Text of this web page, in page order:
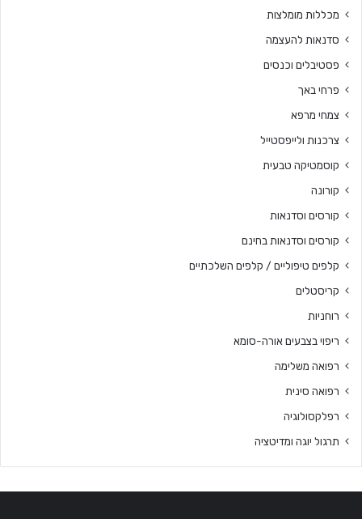
מכללות מומלצות
סדנאות להעצמה
פסטיבלים וכנסים
פרחי באך
צמחי מרפא
צרכנות ולייפסטייל
קוסמטיקה טבעית
קורונה
קורסים וסדנאות
קורסים וסדנאות בחינם
קלפים טיפוליים / קלפים השלכתיים
קריסטלים
רוחניות
ריפוי בצבעים אורה-סומא
רפואה משלימה
רפואה סינית
רפלקסולוגיה
תרגול יוגה ומדיטציה